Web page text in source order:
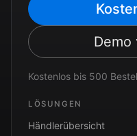
Demo
Kostenlos bis 500
LÖSUNGEN
Händlerübersicht